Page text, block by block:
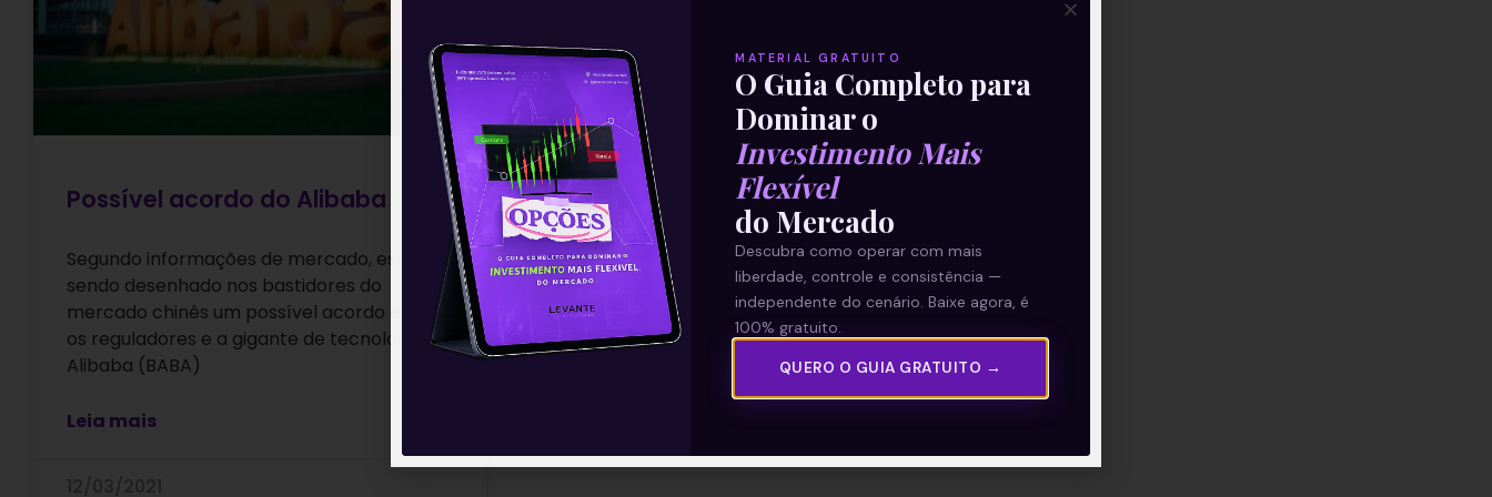
Possível acordo do Alibaba
Segundo informações de mercado, estaria
sendo desenhado nos bastidores do
mercado chinês um possível acordo entre
os reguladores e a gigante de tecnologia
Alibaba (BABA)
Leia mais
MATERIAL GRATUITO
O Guia Completo para
Dominar o
Investimento Mais
Flexível
do Mercado
Descubra como operar com mais
liberdade, controle e consistência —
independente do cenário. Baixe agora, é
100% gratuito.
QUERO O GUIA GRATUITO →